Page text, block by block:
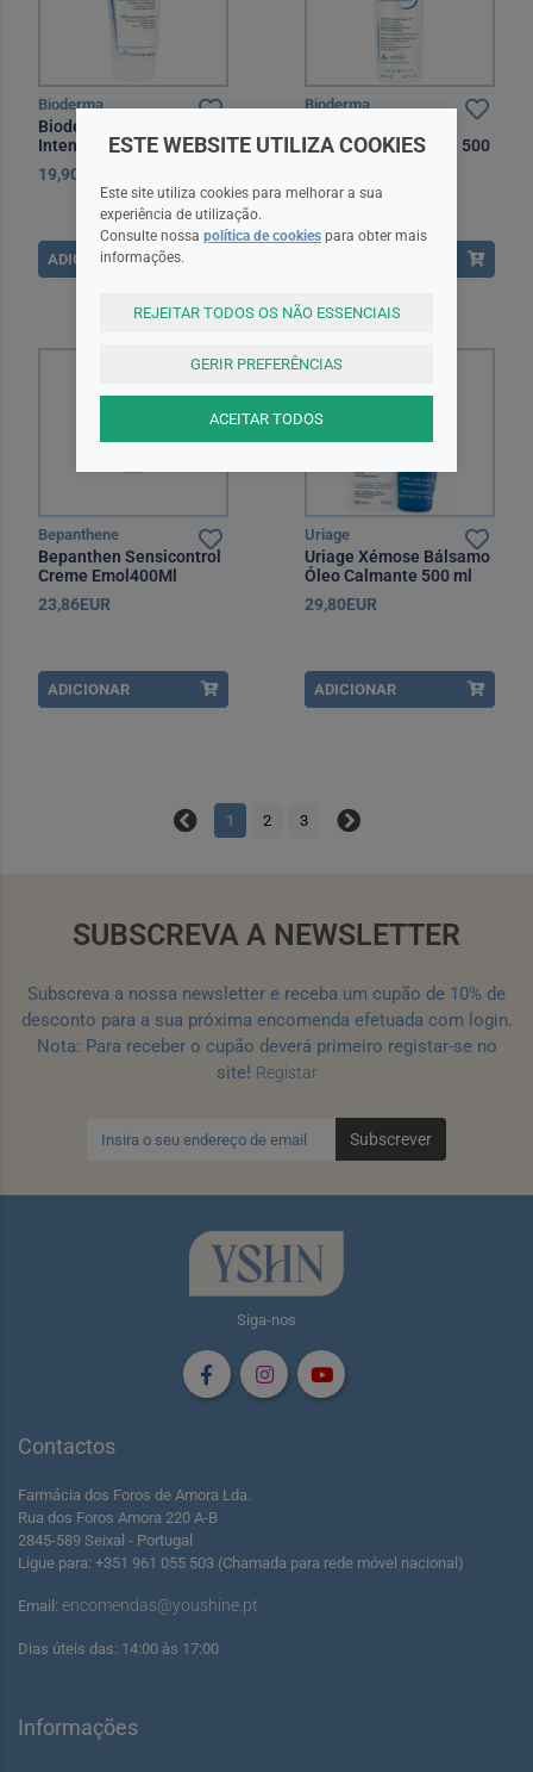
Bioderma
Bioderma Atoderm
Intensive Baume 200 ml
19,90EUR
ADICIONAR
Bioderma
Intensive Gel Creme 500
Bepanthene
Bepanthen Sensicontrol
Creme Emol400Ml
23,86EUR
ADICIONAR
Uriage
Uriage Xémose Bálsamo
Óleo Calmante 500 ml
com Oferta de Óleo
Lavante 200 ml
29,80EUR
ADICIONAR
1 2 3
SUBSCREVA A NEWSLETTER
Subscreva a nossa newsletter e receba um cupão de 10% de
desconto para a sua próxima encomenda efetuada com login.
Nota: Para receber o cupão deverá primeiro registar-se no
site! Registar
Subscrever
Siga-nos
Contactos
Farmácia dos Foros de Amora Lda.
Rua dos Foros Amora 220 A-B
2845-589 Seixal - Portugal
Ligue para: +351 961 055 503 (Chamada para rede móvel nacional)
Email: encomendas@youshine.pt
Dias úteis das: 14:00 às 17:00
Informações
ESTE WEBSITE UTILIZA COOKIES
Este site utiliza cookies para melhorar a sua
experiência de utilização.
Consulte nossa política de cookies para obter mais
informações.
REJEITAR TODOS OS NÃO ESSENCIAIS
GERIR PREFERÊNCIAS
ACEITAR TODOS